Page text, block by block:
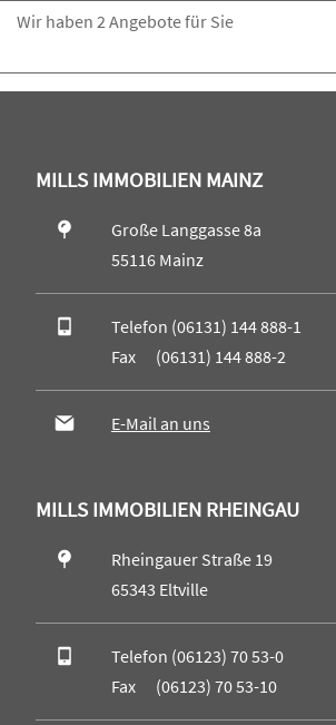
Wir haben 2 Angebote für Sie
MILLS IMMOBILIEN MAINZ
Große Langgasse 8a
55116 Mainz
Telefon (06131) 144 888-1
Fax (06131) 144 888-2
E-Mail an uns
MILLS IMMOBILIEN RHEINGAU
Rheingauer Straße 19
65343 Eltville
Telefon (06123) 70 53-0
Fax (06123) 70 53-10